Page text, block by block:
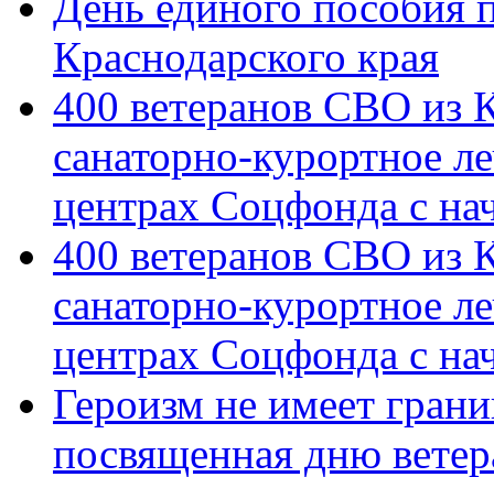
Краснодарского края
400 ветеранов СВО из
санаторно-курортное
центрах Соцфонда с
400 ветеранов СВО из
санаторно-курортное
центрах Соцфонда с
Героизм не имеет
посвященная дню